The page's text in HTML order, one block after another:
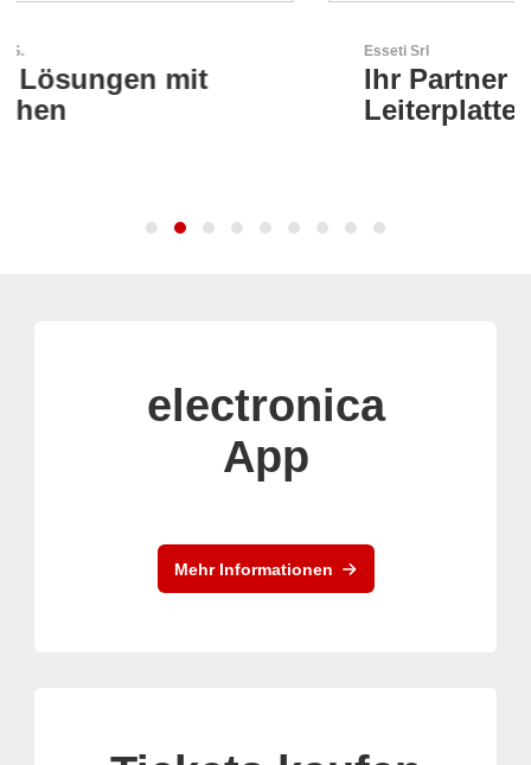
Ihr Partner für High-Tech-
electronica
App
Mehr Informationen